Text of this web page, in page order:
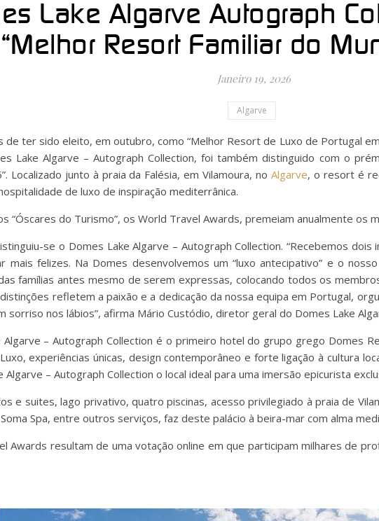
Lake Algarve Autograph
“Melhor Resort Familiar do
Janeiro 19, 2026
Algarve
de ter sido eleito, em outubro, como “Melhor Resort de Luxo de Portugal
Lake Algarve – Autograph Collection, foi também distinguido com o
Localizado junto à praia da Falésia, em Vilamoura, no Algarve, o resort é
de luxo de inspiração mediterrânica.
“Óscares do Turismo”, os World Travel Awards, premeiam anualmente os
se o Domes Lake Algarve – Autograph Collection. “Recebemos
mais felizes. Na Domes desenvolvemos um “luxo antecipativo” e o
famílias antes mesmo de serem expressas, colocando todos os
refletem a paixão e a dedicação da nossa equipa em Portugal,
sorriso nos lábios”, afirma Mário Custódio, diretor geral do Domes Lake
Algarve – Autograph Collection é o primeiro hotel do grupo grego Domes
experiências únicas, design contemporâneo e forte ligação à cultura
Algarve – Autograph Collection o local ideal para uma imersão epicurista
e suites, lago privativo, quatro piscinas, acesso privilegiado à praia de
Spa, entre outros serviços, faz deste palácio à beira-mar com alma
Awards resultam de uma votação online em que participam milhares de